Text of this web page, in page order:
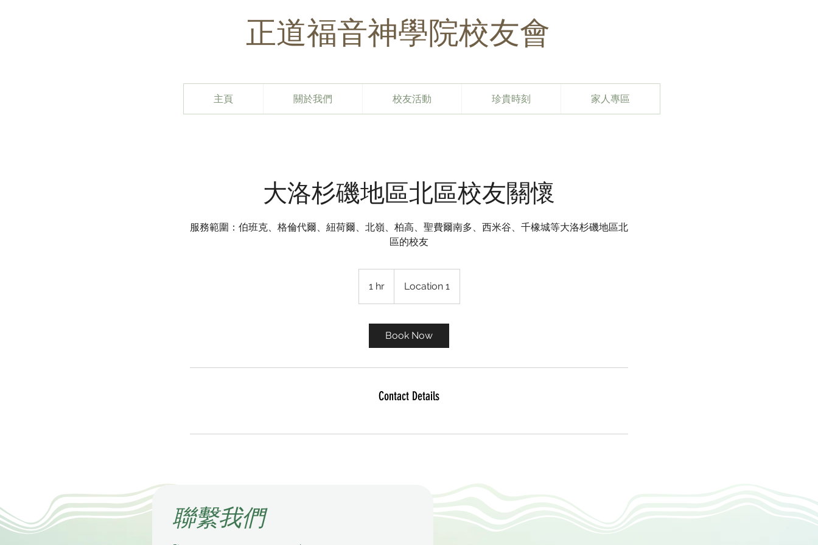
​正道福音神學院校友會
主頁 關於我們 校友活動 珍貴時刻 家人專區
大洛杉磯地區北區校友關懷
服務範圍：伯班克、格倫代爾、紐荷爾、北嶺、柏高、聖費爾南多、西米谷、千橡城等大洛杉磯地區北
區的校友
1 hr1
h
Location 1
Book Now
Contact Details
​聯繫我們